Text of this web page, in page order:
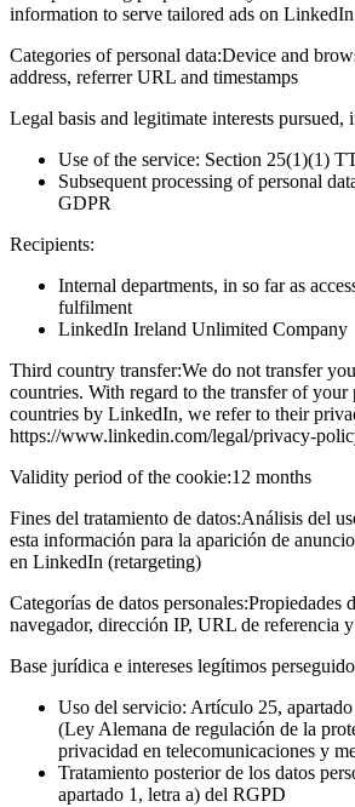
information to serve tailored ads on
Categories of personal data:Device and
address, referrer URL and timestamps
Legal basis and legitimate interests pursued,
Use of the service: Section 25(1)(1)
Subsequent processing of personal
GDPR
Recipients:
Internal departments, in so far as
fulfilment
LinkedIn Ireland Unlimited Company
Third country transfer:We do not transfer
countries. With regard to the transfer of your
countries by LinkedIn, we refer to their
https://www.linkedin.com/legal/privacy-
Validity period of the cookie:12 months
Fines del tratamiento de datos:Análisis del
esta información para la aparición de
en LinkedIn (retargeting)
Categorías de datos personales:Propiedades
navegador, dirección IP, URL de referencia
Base jurídica e intereses legítimos
Uso del servicio: Artículo 25,
(Ley Alemana de regulación de la
privacidad en telecomunicaciones y
Tratamiento posterior de los datos
apartado 1, letra a) del RGPD